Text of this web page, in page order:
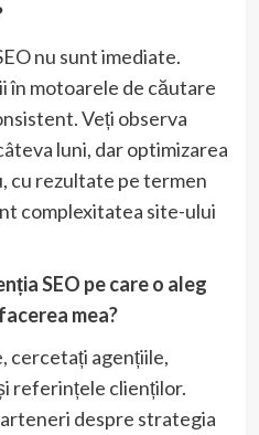
nu sunt imediate.
în motoarele de căutare
Veți observa
luni, dar optimizarea
cu rezultate pe termen
complexitatea site-ului
SEO pe care o aleg
mea?
cercetați agențiile,
referințele clienților.
despre strategia